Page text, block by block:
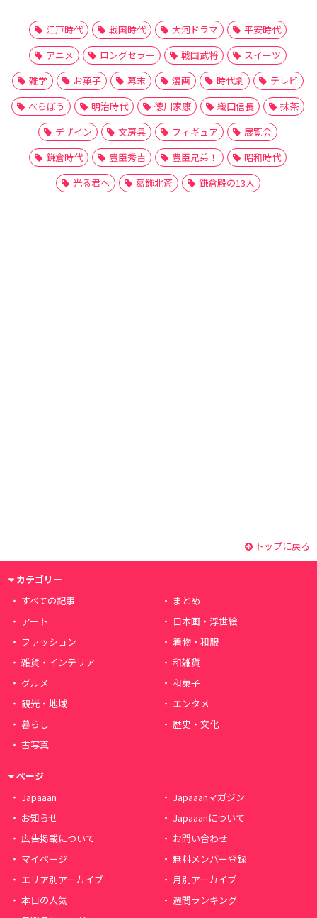
江戸時代 戦国時代 大河ドラマ
平安時代
アニメ
ロングセラー 戦国武将
スイーツ
雑学
お菓子 幕末 漫画 時代劇
テレビ
べらぼう
明治時代 徳川家康 織田信長
抹茶
デザイン
文房具 フィギュア
展覧会
鎌倉時代
豊臣秀吉 豊臣兄弟！
昭和時代
光る君へ
葛飾北斎 鎌倉殿の13人
トップに戻る
カテゴリー
すべての記事
まとめ
アート
日本画・浮世絵
ファッション
着物・和服
雑貨・インテリア
和雑貨
グルメ
和菓子
観光・地域
エンタメ
暮らし
歴史・文化
古写真
ページ
Japaaan
Japaaanマガジン
お知らせ
Japaaanについて
広告掲載について
お問い合わせ
マイページ
無料メンバー登録
エリア別アーカイブ
月別アーカイブ
本日の人気
週間ランキング